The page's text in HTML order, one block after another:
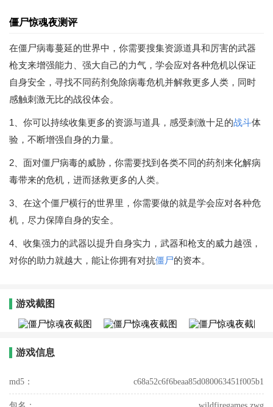
僵尸惊魂夜测评
在僵尸病毒蔓延的世界中，你需要搜集资源道具和厉害的武器
枪支来增强能力、强大自己的力气，学会应对各种危机以保证
自身安全，寻找不同药剂免除病毒危机并解救更多人类，同时
感触刺激无比的战役体会。
1、你可以持续收集更多的资源与道具，感受刺激十足的战斗体
验，不断增强自身的力量。
2、面对僵尸病毒的威胁，你需要找到各类不同的药剂来化解病
毒带来的危机，进而拯救更多的人类。
3、在这个僵尸横行的世界里，你需要做的就是学会应对各种危
机，尽力保障自身的安全。
4、收集强力的武器以提升自身实力，武器和枪支的威力越强，
对你的助力就越大，能让你拥有对抗僵尸的资本。
游戏截图
游戏信息
md5： c68a52c6f6beaa85d080063451f005b1